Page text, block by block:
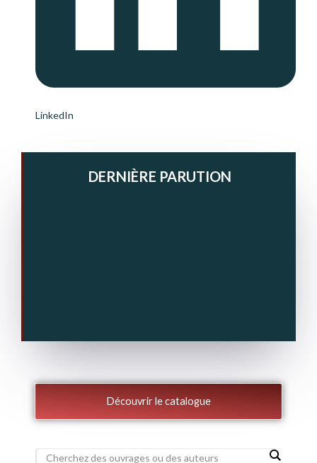
LinkedIn
DERNIÈRE PARUTION
Découvrir le catalogue